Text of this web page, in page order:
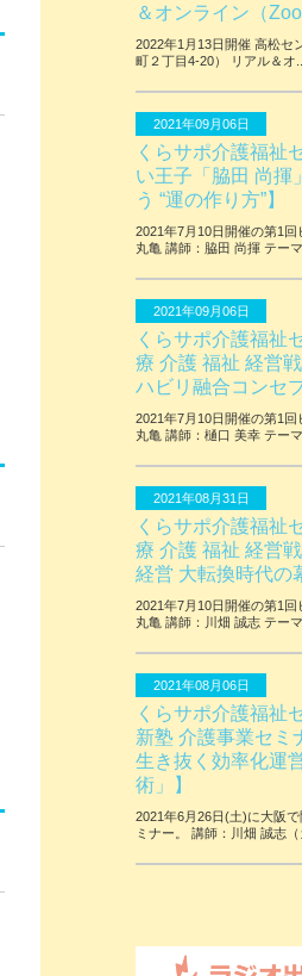
＆オンライン（
2022年1月13日開催 ⾼松セ
町２丁⽬4-20） リアル＆オ...
2021年09月06日
くらサポ介護福祉
い王子「脇田 尚揮
う “運の作り方”】
2021年7月10日開催の第1回
丸亀 講師：脇田 尚揮 テーマ
2021年09月06日
くらサポ介護福祉
療 介護 福祉 経営
ハビリ融合コンセ
2021年7月10日開催の第1回
丸亀 講師：樋口 美幸 テーマ
2021年08月31日
くらサポ介護福祉
療 介護 福祉 経営
経営 大転換時代の
2021年7月10日開催の第1回
丸亀 講師：川畑 誠志 テーマ
2021年08月06日
くらサポ介護福祉
新塾 介護事業セミ
生き抜く効率化運
術」】
2021年6月26日(土)に大阪
ミナー。 講師：川畑 誠志（